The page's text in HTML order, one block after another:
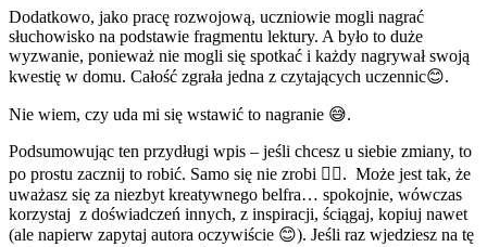
Dodatkowo, jako pracę rozwojową, uczniowie mogli nagrać
słuchowisko na podstawie fragmentu lektury. A było to duże
wyzwanie, ponieważ nie mogli się spotkać i każdy nagrywał swoją
kwestię w domu. Całość zgrała jedna z czytających uczennic😊.
Nie wiem, czy uda mi się wstawić to nagranie 😅.
Podsumowując ten przydługi wpis – jeśli chcesz u siebie zmiany, to
po prostu zacznij to robić. Samo się nie zrobi 🤷‍♀️. Może jest tak, że
uważasz się za niezbyt kreatywnego belfra… spokojnie, wówczas
korzystaj z doświadczeń innych, z inspiracji, ściągaj, kopiuj nawet
(ale napierw zapytaj autora oczywiście 😊). Jeśli raz wjedziesz na tę